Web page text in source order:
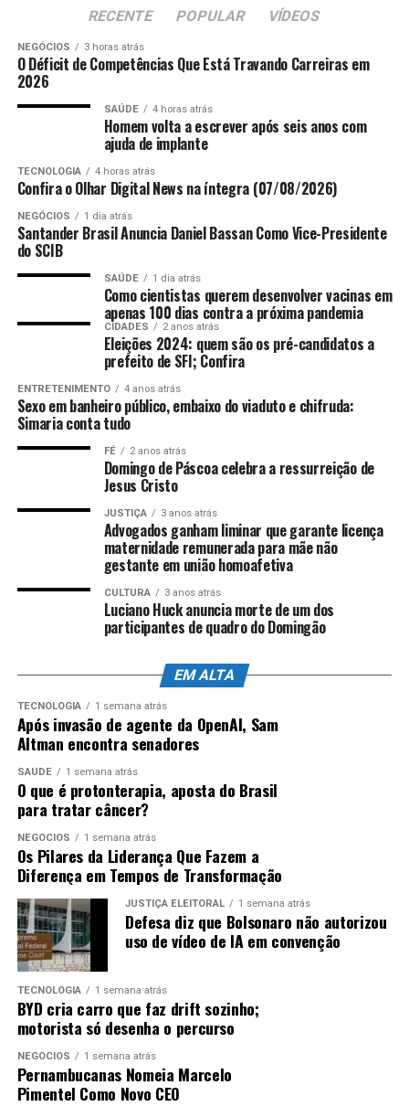
ministros da Corte e do governo federal e a aplicação
tiveram o mesmo objetivo, conforme o entendimento da
Corte.
>> Siga o canal daAgência Brasil no WhatsApp
Ex-deputado
Desde o ano passado, Eduardo Bolsonaro está nos
Estados Unidos, desta forma,
parlamentarpor faltar às sessões da Câmara dos
Deputados.
Na prática, Eduardo não deve cumprir a pena
enquanto estiver no exterior. O ex-deputado é aliado
do presidente Donald Trump, e a notificação para
cumprimento da pena dificilmente seria cumprida
pelo governo norte-americano.
Acusação
subprocurador-geral da República Antônio Edilio
Magalhães Teixeira, que defendeu a condenação de
Eduardo.
Segundo o subprocurador, as ameaças de Eduardo
ocorreram durante a tramitação do processo da trama
golpista e foram concretizadas por meio do tarifaço, a
suspensão dos vistos de oito dos 11 ministros da Corte e
por meio das sanções econômicas da Lei Magnitsky.
ANÚNCIO
Defesa
Adefesa do ex-deputado
RECENTE POPULAR VÍDEOS
NEGÓCIOS 3 horas atrás
O Déficit de Competências Que Está Travando Carreiras em
2026
SAÚDE 4 horas atrás
Homem volta a escrever após seis anos com
ajuda de implante
TECNOLOGIA 4 horas atrás
Confira o Olhar Digital News na íntegra (07/08/2026)
NEGÓCIOS 1 dia atrás
Santander Brasil Anuncia Daniel Bassan Como Vice-Presidente
do SCIB
SAÚDE 1 dia atrás
Como cientistas querem desenvolver vacinas em
apenas 100 dias contra a próxima pandemia
CIDADES 2 anos atrás
Eleições 2024: quem são os pré-candidatos a
prefeito de SFI; Confira
ENTRETENIMENTO 4 anos atrás
Sexo em banheiro público, embaixo do viaduto e chifruda:
Simaria conta tudo
FÉ 2 anos atrás
Domingo de Páscoa celebra a ressurreição de
Jesus Cristo
JUSTIÇA 3 anos atrás
Advogados ganham liminar que garante licença
maternidade remunerada para mãe não
gestante em união homoafetiva
CULTURA 3 anos atrás
Luciano Huck anuncia morte de um dos
participantes de quadro do Domingão
EM ALTA
TECNOLOGIA 1 semana atrás
Após invasão de agente da OpenAI, Sam
Altman encontra senadores
SAÚDE 1 semana atrás
O que é protonterapia, aposta do Brasil
para tratar câncer?
NEGÓCIOS 1 semana atrás
Os Pilares da Liderança Que Fazem a
Diferença em Tempos de Transformação
JUSTIÇA ELEITORAL 1 semana atrás
Defesa diz que Bolsonaro não autorizou
uso de vídeo de IA em convenção
TECNOLOGIA 1 semana atrás
BYD cria carro que faz drift sozinho;
motorista só desenha o percurso
NEGÓCIOS 1 semana atrás
Pernambucanas Nomeia Marcelo
Pimentel Como Novo CEO